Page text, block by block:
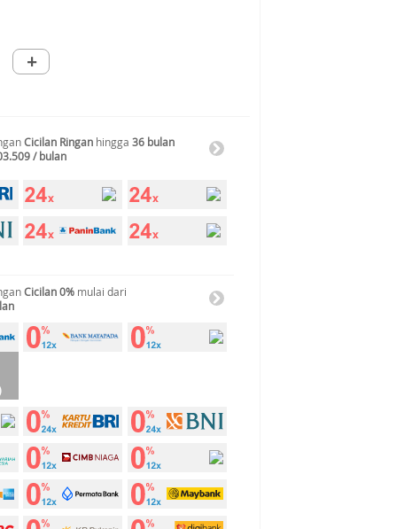
+
Cicilan Ringan hingga 36 bulan
/ bulan
Cicilan 0% mulai dari